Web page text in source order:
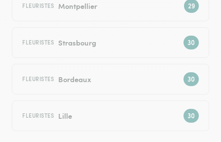
FLEURISTES Montpellier
FLEURISTES Strasbourg
FLEURISTES Bordeaux
FLEURISTES Lille